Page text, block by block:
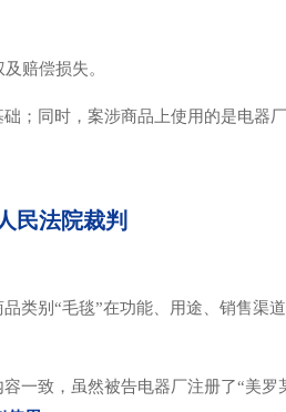
赔偿损失。
；同时，案涉商品上使用的是电器
人民法院裁判
类别“毛毯”在功能、用途、销售渠
一致，虽然被告电器厂注册了“美罗